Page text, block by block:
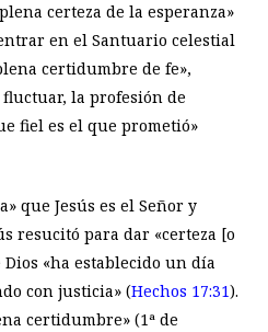
certeza de la esperanza»
en el Santuario celestial
certidumbre de fe»,
la profesión de
fiel es el que prometió»
que Jesús es el Señor y
resucitó para dar «certeza [o
«ha establecido un día
con justicia» (Hechos 17:31).
certidumbre» (1ª de